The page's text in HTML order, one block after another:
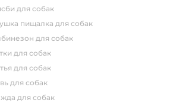
для собак
пищалка для собак
для собак
для собак
для собак
для собак
для собак